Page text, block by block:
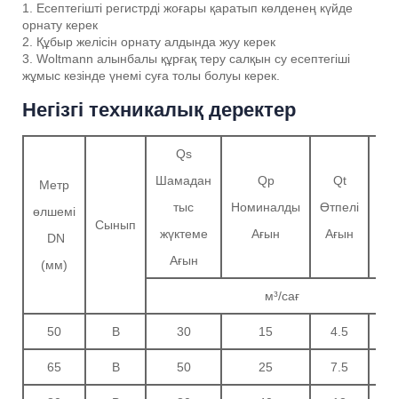
1. Есептегішті регистрді жоғары қаратып көлденең күйде
орнату керек
2. Құбыр желісін орнату алдында жуу керек
3. Woltmann алынбалы құрғақ теру салқын су есептегіші
жұмыс кезінде үнемі суға толы болуы керек.
Негізгі техникалық деректер
Метр
өлшемі
DN
(мм)
Сынып
Qs
Шамадан
тыс
жүктеме
Ағын
Qp
Номиналды
Ағын
Qt
Өтпелі
Ағын
м³/сағ
50 B 30 15 4.5
65 B 50 25 7.5